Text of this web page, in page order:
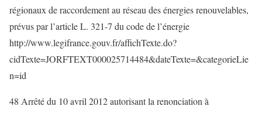
régionaux de raccordement au réseau des énergies renouvelables,
prévus par l’article L. 321-7 du code de l’énergie
http://www.legifrance.gouv.fr/affichTexte.do?
cidTexte=JORFTEXT000025714484&dateTexte=&categorieLie
n=id
48 Arrêté du 10 avril 2012 autorisant la renonciation à